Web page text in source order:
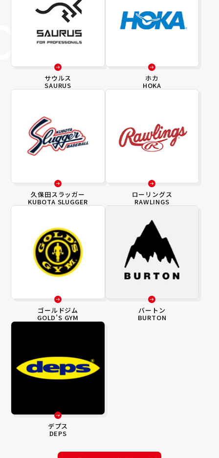
サウルス
SAURUS
ホカ
HOKA
久保田スラッガー
KUBOTA SLUGGER
ローリングス
RAWLINGS
ゴールドジム
GOLD’S GYM
バートン
BURTON
デプス
DEPS